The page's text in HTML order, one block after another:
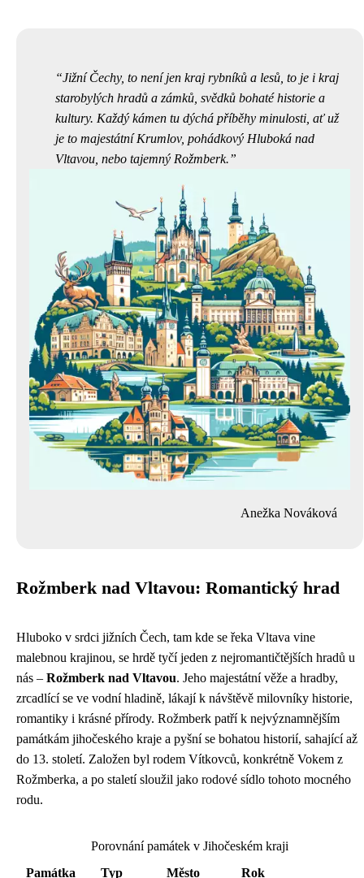
Jižní Čechy, to není jen kraj rybníků a lesů, to je i kraj
starobylých hradů a zámků, svědků bohaté historie a
kultury. Každý kámen tu dýchá příběhy minulosti, ať už
je to majestátní Krumlov, pohádkový Hluboká nad
Vltavou, nebo tajemný Rožmberk.
Anežka Nováková
Rožmberk nad Vltavou: Romantický hrad
Hluboko v srdci jižních Čech, tam kde se řeka Vltava vine
malebnou krajinou, se hrdě tyčí jeden z nejromantičtějších hradů u
nás – Rožmberk nad Vltavou. Jeho majestátní věže a hradby,
zrcadlící se ve vodní hladině, lákají k návštěvě milovníky historie,
romantiky i krásné přírody. Rožmberk patří k nejvýznamnějším
památkám jihočeského kraje a pyšní se bohatou historií, sahající až
do 13. století. Založen byl rodem Vítkovců, konkrétně Vokem z
Rožmberka, a po staletí sloužil jako rodové sídlo tohoto mocného
rodu.
Porovnání památek v Jihočeském kraji
Památka
Typ Město Rok